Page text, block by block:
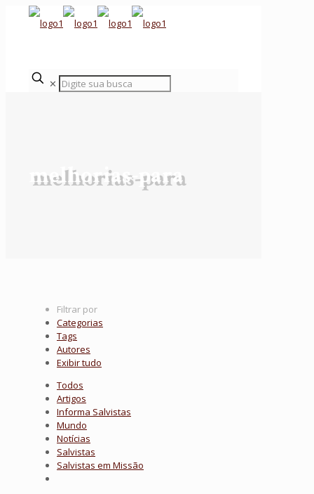
✕
melhorias-para
Filtrar por
Categorias
Tags
Autores
Exibir tudo
Todos
Artigos
Informa Salvistas
Mundo
Notícias
Salvistas
Salvistas em Missão